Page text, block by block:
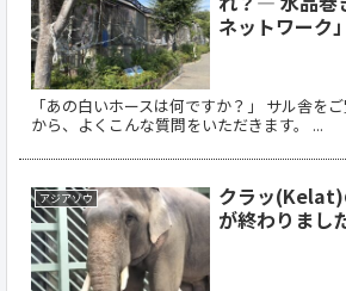
ネットワーク
「あの白いホースは何ですか？」 サル舎を
から、よくこんな質問をいただきます。 ...
アジアゾウ
クラッ(Kelat)
が終わりまし